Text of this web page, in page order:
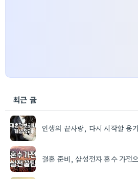
최근 글
인생의 끝사랑, 다시 시작할 용
결혼 준비, 삼성전자 혼수 가전